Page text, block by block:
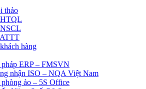
thảo
hàng
ERP – FMSVN
nhận ISO – NQA Việt Nam
ảo – 5S Office